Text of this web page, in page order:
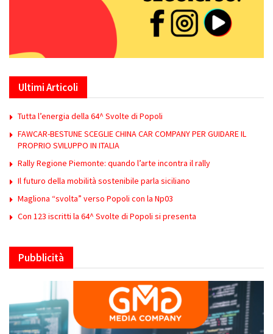
Ultimi Articoli
Tutta l’energia della 64^ Svolte di Popoli
FAWCAR-BESTUNE SCEGLIE CHINA CAR COMPANY PER GUIDARE IL
PROPRIO SVILUPPO IN ITALIA
Rally Regione Piemonte: quando l’arte incontra il rally
Il futuro della mobilità sostenibile parla siciliano
Magliona “svolta” verso Popoli con la Np03
Con 123 iscritti la 64^ Svolte di Popoli si presenta
Pubblicità